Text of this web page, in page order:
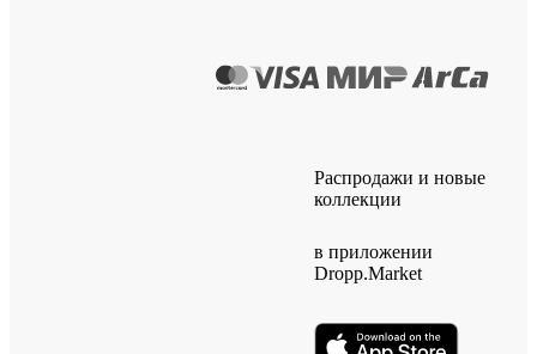
Распродажи и новые
коллекции
в приложении
Dropp.Market